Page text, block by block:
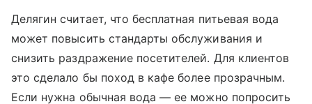
Делягин считает, что бесплатная питьевая вода
может повысить стандарты обслуживания и
снизить раздражение посетителей. Для клиентов
это сделало бы поход в кафе более прозрачным.
Если нужна обычная вода — ее можно попросить